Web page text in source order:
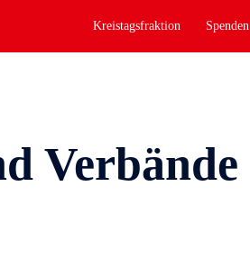
Kreistagsfraktion Spenden
Verbände